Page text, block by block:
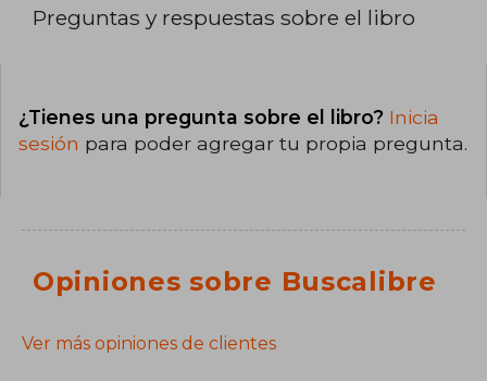
Preguntas y respuestas sobre el libro
¿Tienes una pregunta sobre el libro? Inicia
sesión para poder agregar tu propia pregunta.
Opiniones sobre Buscalibre
Ver más opiniones de clientes